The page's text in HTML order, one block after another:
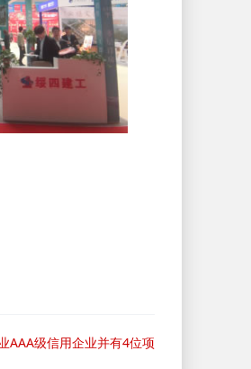
AAA级信用企业并有4位项